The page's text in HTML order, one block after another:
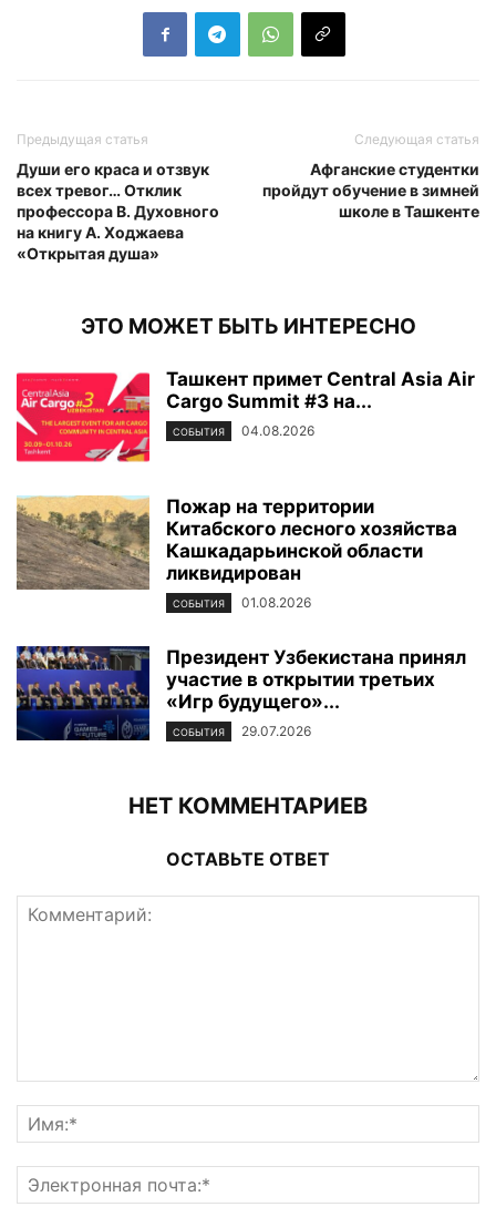
Предыдущая статья
Души его краса и отзвук
всех тревог… Отклик
профессора В. Духовного
на книгу А. Ходжаева
«Открытая душа»
Следующая статья
Афганские студентки
пройдут обучение в зимней
школе в Ташкенте
ЭТО МОЖЕТ БЫТЬ ИНТЕРЕСНО
Ташкент примет Central Asia Air
Cargo Summit #3 на...
СОБЫТИЯ 04.08.2026
Пожар на территории
Китабского лесного хозяйства
Кашкадарьинской области
ликвидирован
СОБЫТИЯ 01.08.2026
Президент Узбекистана принял
участие в открытии третьих
«Игр будущего»...
СОБЫТИЯ 29.07.2026
НЕТ КОММЕНТАРИЕВ
ОСТАВЬТЕ ОТВЕТ